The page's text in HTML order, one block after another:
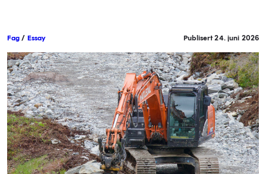
Fag / Essay Publisert 24. juni 2026